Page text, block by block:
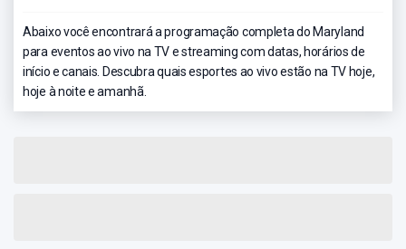
Abaixo você encontrará a programação completa do Maryland
para eventos ao vivo na TV e streaming com datas, horários de
início e canais. Descubra quais esportes ao vivo estão na TV hoje,
hoje à noite e amanhã.